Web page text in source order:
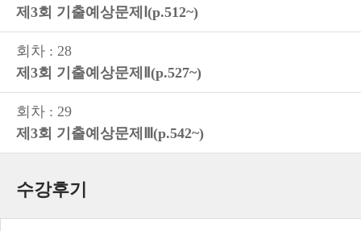
제3회 기출예상문제Ⅰ(p.512~)
회차 : 28
제3회 기출예상문제Ⅱ(p.527~)
회차 : 29
제3회 기출예상문제Ⅲ(p.542~)
수강후기